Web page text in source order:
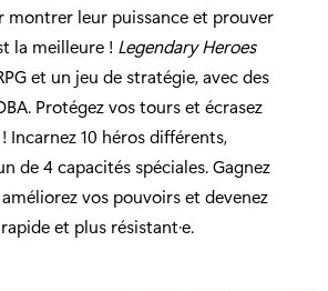
montrer leur puissance et prouver
la meilleure ! Legendary Heroes
et un jeu de stratégie, avec des
Protégez vos tours et écrasez
Incarnez 10 héros différents,
de 4 capacités spéciales. Gagnez
vos pouvoirs et devenez
et plus résistant·e.